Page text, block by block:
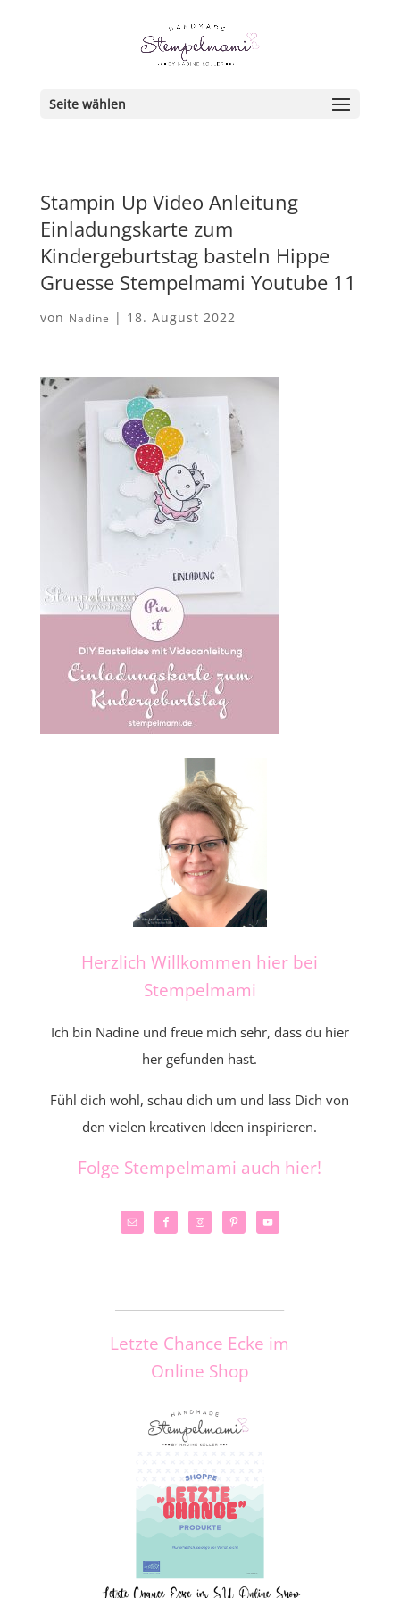
Seite wählen
Stampin Up Video Anleitung
Einladungskarte zum
Kindergeburtstag basteln Hippe
Gruesse Stempelmami Youtube 11
von Nadine | 18. August 2022
Herzlich Willkommen hier bei
Stempelmami
Ich bin Nadine und freue mich sehr, dass du hier
her gefunden hast.
Fühl dich wohl, schau dich um und lass Dich von
den vielen kreativen Ideen inspirieren.
Folge Stempelmami auch hier!
Letzte Chance Ecke im
Online Shop